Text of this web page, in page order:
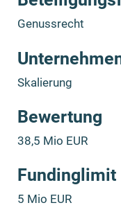
Genussrecht
Skalierung
Bewertung
38,5 Mio EUR
Fundinglimit
5 Mio EUR